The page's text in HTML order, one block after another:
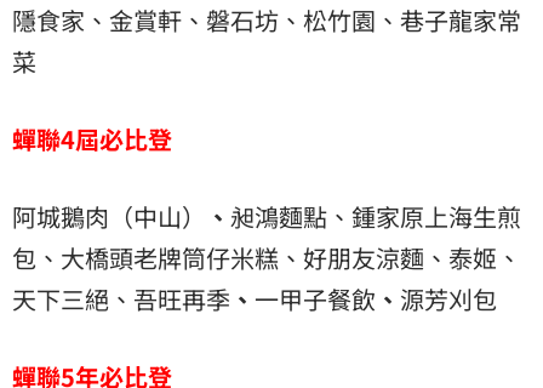
隱食家、金賞軒、磐石坊、松竹園、巷子龍家常
菜
蟬聯4屆必比登
阿城鵝肉（中山） 、 昶鴻麵點、鍾家原上海生煎
包、大橋頭老牌筒仔米糕、好朋友涼麵、泰姬、
天下三絕、吾旺再季 、 一甲子餐飲 、 源芳刈包
蟬聯5年必比登